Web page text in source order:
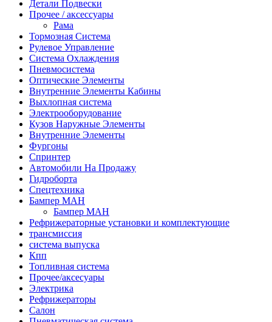
Детали Подвески
Прочее / аксессуары
Рама
Тормозная Система
Рулевое Управление
Система Охлаждения
Пневмосистема
Оптические Элементы
Внутренние Элементы Кабины
Выхлопная система
Электрооборудование
Кузов Наружные Элементы
Внутренние Элементы
Фургоны
Спринтер
Автомобили На Продажу
Гидроборта
Спецтехника
Бампер МАН
Бампер МАН
Рефрижераторные установки и комплектующие
трансмиссия
система выпуска
Кпп
Топливная система
Прочее/аксесуары
Электрика
Рефрижераторы
Салон